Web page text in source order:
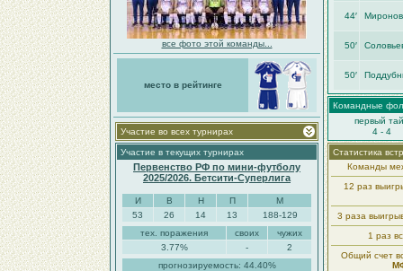
все фото этой команды...
место в рейтинге
Участие во всех турнирах
Участие в текущих турнирах
Первенство РФ по мини-футболу
2025/2026. Бетсити-Суперлига
И В Н П
М
53
26 14 13
188-129
тех. поражения
своих
чужих
3.77%
-
2
прогнозируемость: 44.40%
44′ Миронов
50′
50′
Командные
первый
4 - 4
Статистика
Команды
12 раз
3 раза
1 раз
Общий счет